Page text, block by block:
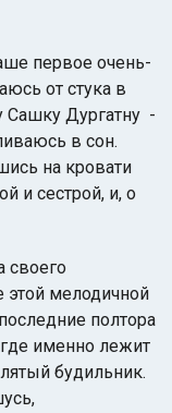
первое очень-
от стука в
Сашку Дургатну -
в сон.
на кровати
и сестрой, и, о
своего
этой мелодичной
полтора
где именно лежит
будильник.